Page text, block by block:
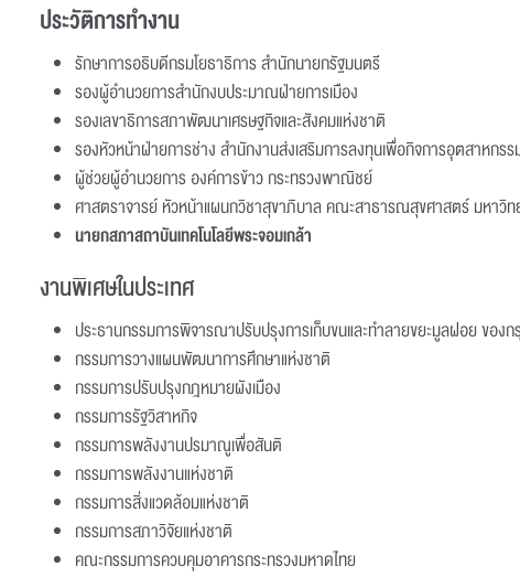
ประวัติการทำงาน
รักษาการอธิบดีกรมโยธาธิการ สำนักนายกรัฐมนตรี
รองผู้อำนวยการสำนักงบประมาณฝ่ายการเมือง
รองเลขาธิการสภาพัฒนาเศรษฐกิจและสังคมแห่งชาติ
รองหัวหน้าฝ่ายการช่าง สำนักงานส่งเสริมการลงทุนเพื่อกิจการอุตสาหกรร
ผู้ช่วยผู้อำนวยการ องค์การข้าว กระทรวงพาณิชย์
ศาสตราจารย์ หัวหน้าแผนกวิชาสุขาภิบาล คณะสาธารณสุขศาสตร์ มหาวิ
นายกสภาสถาบันเทคโนโลยีพระจอมเกล้า
งานพิเศษในประเทศ
ประธานกรรมการพิจารณาปรับปรุงการเก็บขนและทำลายขยะมูลฝอย ของ
กรรมการวางแผนพัฒนาการศึกษาแห่งชาติ
กรรมการปรับปรุงกฎหมายผังเมือง
กรรมการรัฐวิสาหกิจ
กรรมการพลังงานปรมาณูเพื่อสันติ
กรรมการพลังงานแห่งชาติ
กรรมการสิ่งแวดล้อมแห่งชาติ
กรรมการสภาวิจัยแห่งชาติ
คณะกรรมการควบคุมอาคารกระทรวงมหาดไทย